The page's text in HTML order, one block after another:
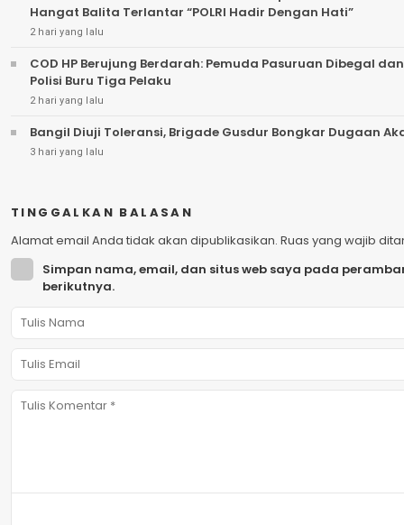
Hangat Balita Terlantar “POLRI Hadir Dengan Hati”
2 hari yang lalu
COD HP Berujung Berdarah: Pemuda Pasuruan Dibegal
Polisi Buru Tiga Pelaku
2 hari yang lalu
Bangil Diuji Toleransi, Brigade Gusdur Bongkar Dugaan
3 hari yang lalu
TINGGALKAN BALASAN
Alamat email Anda tidak akan dipublikasikan. Ruas yang wajib
Simpan nama, email, dan situs web saya pada
berikutnya.